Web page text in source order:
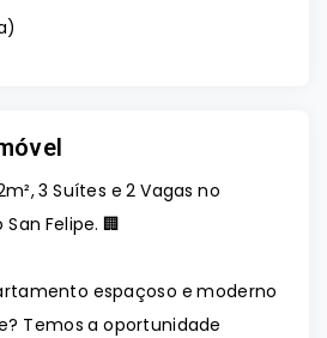
)
3 Suítes e 2 Vagas no
Felipe. 🏢
espaçoso e moderno
Temos a oportunidade